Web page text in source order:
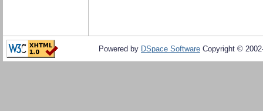
Powered by DSpace Software Copyright ©